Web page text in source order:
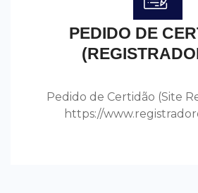
PEDIDO DE
Pedido de Certidão (Site
https://